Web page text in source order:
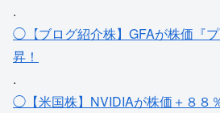
.
◯【ブログ紹介株】GFAが株価『
昇！
.
◯【米国株】NVIDIAが株価＋８８